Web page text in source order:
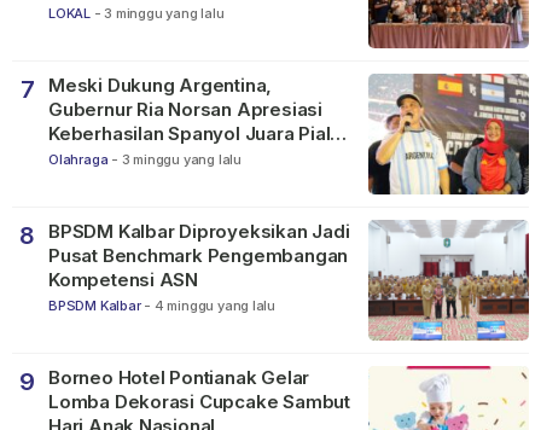
LOKAL - 3 minggu yang lalu
7
Meski Dukung Argentina,
Gubernur Ria Norsan Apresiasi
Keberhasilan Spanyol Juara Piala
Dunia FIFA 2026
Olahraga - 3 minggu yang lalu
8
BPSDM Kalbar Diproyeksikan Jadi
Pusat Benchmark Pengembangan
Kompetensi ASN
BPSDM Kalbar - 4 minggu yang lalu
9
Borneo Hotel Pontianak Gelar
Lomba Dekorasi Cupcake Sambut